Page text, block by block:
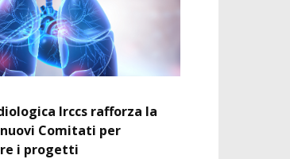
Irccs rafforza la
Comitati per
i progetti